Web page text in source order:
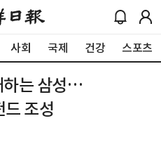
사회 국제 건강 스포츠
하는 삼성…
조성